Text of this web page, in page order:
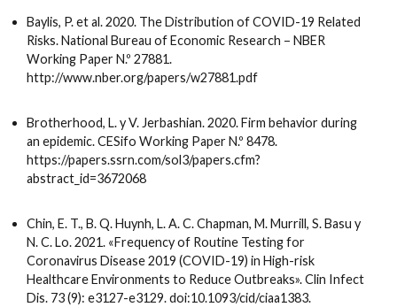
Baylis, P. et al. 2020. The Distribution of COVID-19 Related
Risks. National Bureau of Economic Research – NBER
Working Paper N.º 27881.
http://www.nber.org/papers/w27881.pdf
Brotherhood, L. y V. Jerbashian. 2020. Firm behavior during
an epidemic. CESifo Working Paper N.º 8478.
https://papers.ssrn.com/sol3/papers.cfm?
abstract_id=3672068
Chin, E. T., B. Q. Huynh, L. A. C. Chapman, M. Murrill, S. Basu y
N. C. Lo. 2021. «Frequency of Routine Testing for
Coronavirus Disease 2019 (COVID-19) in High-risk
Healthcare Environments to Reduce Outbreaks». Clin Infect
Dis. 73 (9): e3127-e3129. doi:10.1093/cid/ciaa1383.